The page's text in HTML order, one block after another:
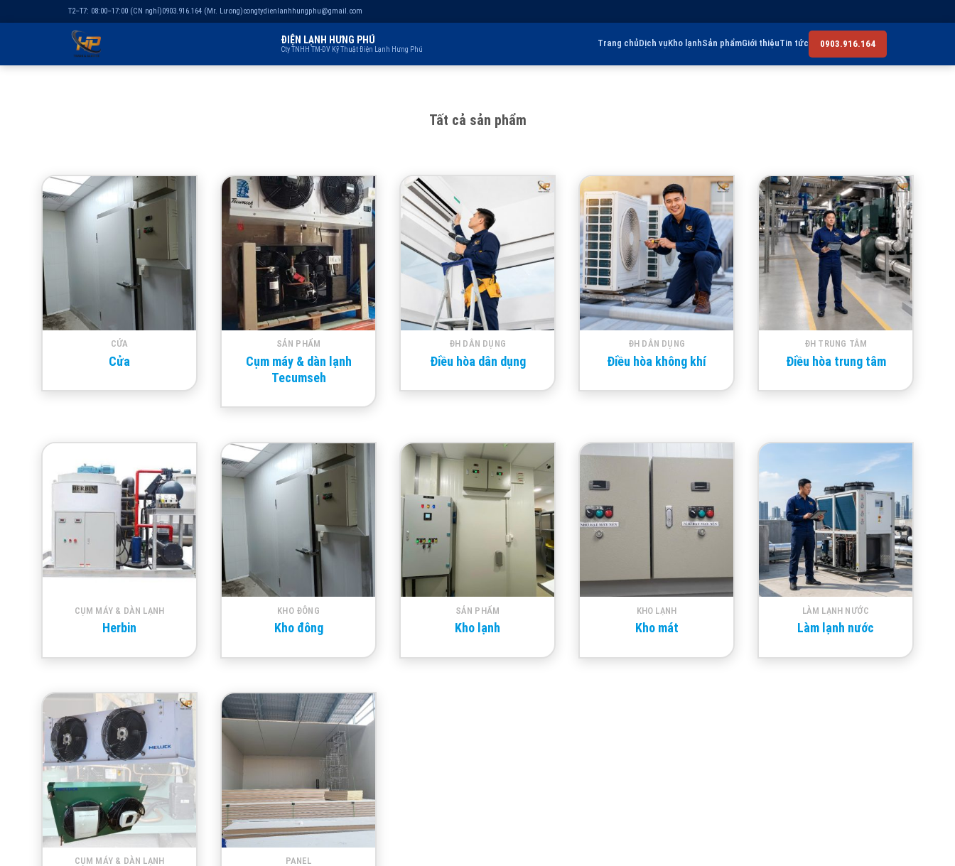
T2–T7: 08:00–17:00 (CN nghỉ)0903.916.164 (Mr. Lương)congtydienlanhhungphu@gmail.com
ĐIỆN LẠNH HƯNG PHÚ
Cty TNHH TM-DV Kỹ Thuật Điện Lạnh Hưng Phú
Trang chủDịch vụKho lạnhSản phẩmGiới thiệuTin tức 0903.916.164
Tất cả sản phẩm
CỬA
Cửa
SẢN PHẨM
Cụm máy & dàn lạnh
Tecumseh
ĐH DÂN DỤNG
Điều hòa dân dụng
ĐH DÂN DỤNG
Điều hòa không khí
ĐH TRUNG TÂM
Điều hòa trung tâm
CỤM MÁY & DÀN LẠNH
Herbin
KHO ĐÔNG
Kho đông
SẢN PHẨM
Kho lạnh
KHO LẠNH
Kho mát
LÀM LẠNH NƯỚC
Làm lạnh nước
CỤM MÁY & DÀN LẠNH PANEL